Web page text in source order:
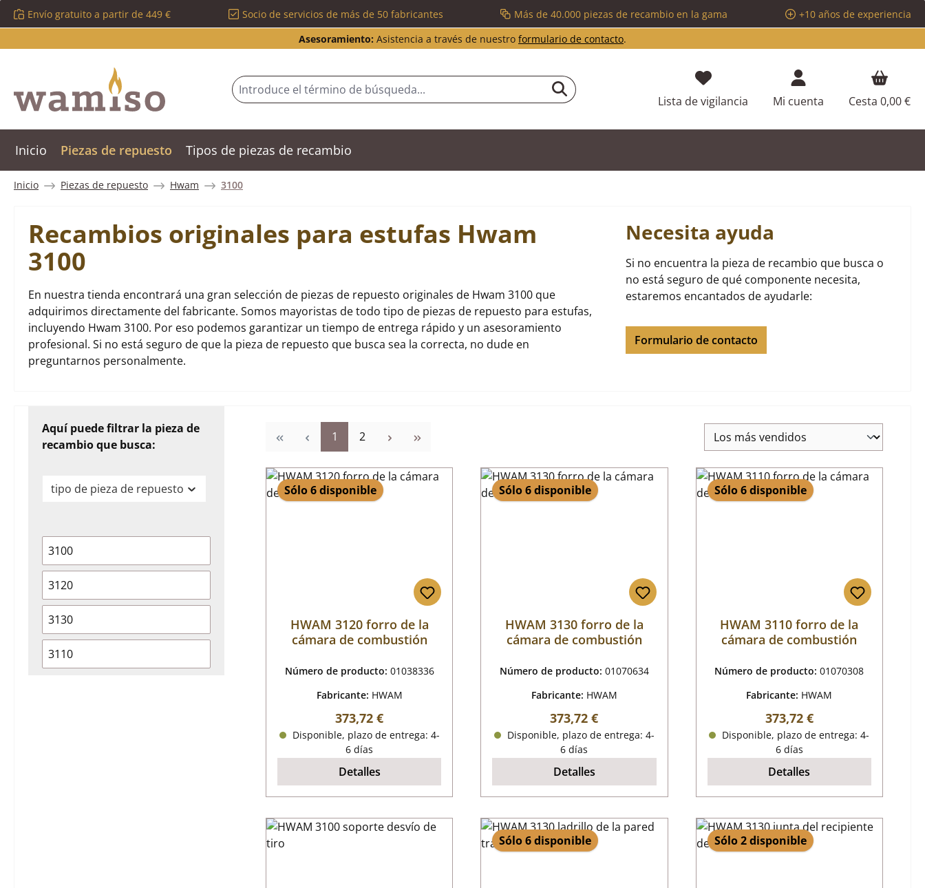
al contenido principal
Saltar a la búsqueda
Saltar a la navegación principal
Envío gratuito a partir de 449 € Socio de servicios de más de 50 fabricantes Más de 40.000 piezas de recambio en la gama
+10 años de experiencia
Asesoramiento: Asistencia a través de nuestro formulario de contacto.
Lista de vigilancia Tienes 0 artículos en tu lista de
Mi cuenta Cesta 0,00 €
Inicio Piezas de repuesto Tipos de piezas de recambio
Inicio Piezas de repuesto Hwam 3100
Recambios originales para estufas Hwam
3100
En nuestra tienda encontrará una gran selección de piezas de repuesto originales de Hwam 3100 que
adquirimos directamente del fabricante. Somos mayoristas de todo tipo de piezas de repuesto para estufas,
incluyendo Hwam 3100. Por eso podemos garantizar un tiempo de entrega rápido y un asesoramiento
profesional. Si no está seguro de que la pieza de repuesto que busca sea la correcta, no dude en
preguntarnos personalmente.
Necesita ayuda
Si no encuentra la pieza de recambio que busca o
no está seguro de qué componente necesita,
estaremos encantados de ayudarle:
Formulario de contacto
Aquí puede filtrar la pieza de
recambio que busca:
tipo de pieza de repuesto
3100
3120
3130
3110
Página
1 Página
2
Sólo 6 disponible
HWAM 3120 forro de la
cámara de combustión
Número de producto: 01038336
Fabricante: HWAM
Precio normal:
373,72 €
Disponible, plazo de entrega: 4-
6 días
Detalles
Sólo 6 disponible
HWAM 3130 forro de la
cámara de combustión
Número de producto: 01070634
Fabricante: HWAM
Precio normal:
373,72 €
Disponible, plazo de entrega: 4-
6 días
Detalles
Sólo 6 disponible
HWAM 3110 forro de la
cámara de combustión
Número de producto:01070308
Fabricante: HWAM
Precio normal:
373,72 €
Disponible, plazo de entrega: 4-
6 días
Detalles
Sólo 6 disponible Sólo 2 disponible